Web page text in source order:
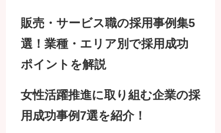
販売・サービス職の採用事例集5
選！業種・エリア別で採用成功
ポイントを解説
女性活躍推進に取り組む企業の採
用成功事例7選を紹介！